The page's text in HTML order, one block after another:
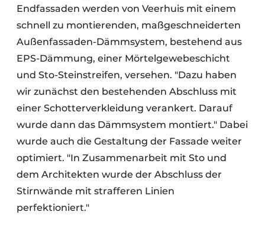
Endfassaden werden von Veerhuis mit einem
schnell zu montierenden, maßgeschneiderten
Außenfassaden-Dämmsystem, bestehend aus
EPS-Dämmung, einer Mörtelgewebeschicht
und Sto-Steinstreifen, versehen. "Dazu haben
wir zunächst den bestehenden Abschluss mit
einer Schotterverkleidung verankert. Darauf
wurde dann das Dämmsystem montiert." Dabei
wurde auch die Gestaltung der Fassade weiter
optimiert. "In Zusammenarbeit mit Sto und
dem Architekten wurde der Abschluss der
Stirnwände mit strafferen Linien
perfektioniert."